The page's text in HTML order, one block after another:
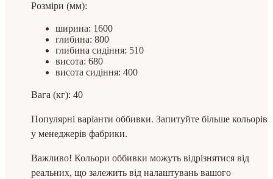
Розміри (мм):
ширина: 1600
глибина: 800
глибина сидіння: 510
висота: 680
висота сидіння: 400
Вага (кг): 40
Популярні варіанти оббивки. Запитуйте більше кольорів
у менеджерів фабрики.
Важливо! Кольори оббивки можуть відрізнятися від
реальних, що залежить від налаштувань вашого